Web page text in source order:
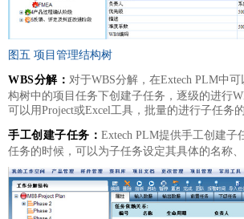
图五 项目管理结构树
WBS分解： 对于WBS分解，在Extech PLM中
构树中的项目任务下创建子任务，逐级的进行
可以用Project或Excel工具，批量的进行子任务的
手工创建子任务： Extech PLM提供手工创建子
任务的时候，可以为子任务设定其具体的名称、